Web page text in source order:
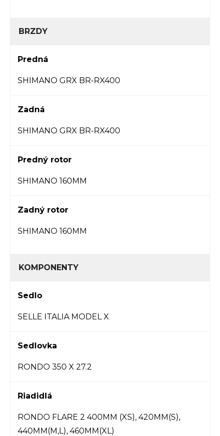
BRZDY
Predná
SHIMANO GRX BR-RX400
Zadná
SHIMANO GRX BR-RX400
Predný rotor
SHIMANO 160MM
Zadný rotor
SHIMANO 160MM
KOMPONENTY
Sedlo
SELLE ITALIA MODEL X
Sedlovka
RONDO 350 X 27.2
Riadidlá
RONDO FLARE 2 400MM (XS), 420MM(S),
440MM(M,L), 460MM(XL)